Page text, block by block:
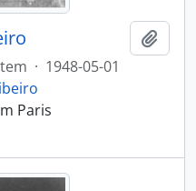
· 1948-05-01
Paris